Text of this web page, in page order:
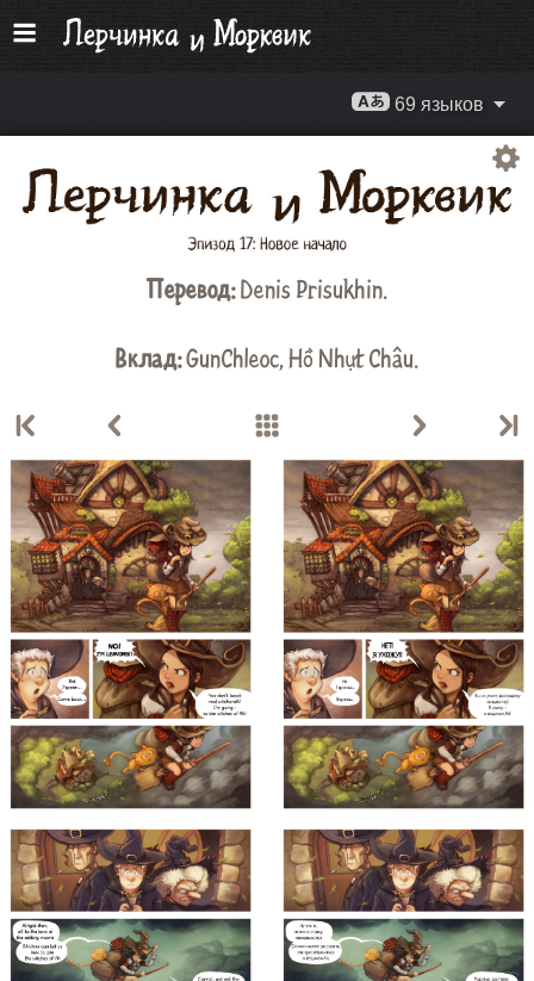
69 языков
Перевод:Denis Prisukhin.
Вклад:GunChleoc,Hồ Nhựt Châu.